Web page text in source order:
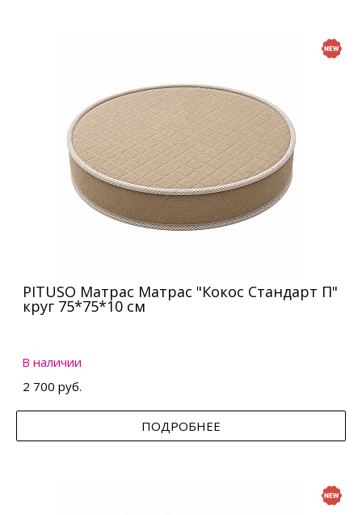
PITUSO Матрас Матрас "Кокос Стандарт П"
круг 75*75*10 см
В наличии
2 700 руб.
ПОДРОБНЕЕ